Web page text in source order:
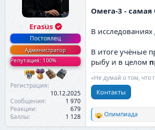
Erasus
Постоялец
Администратор
Репутация: 100%
Регистрация
10.12.2025
Сообщения
1 970
Реакции
679
Баллы
1 128
Омега-3 - самая
В
В итоге учёные
рыбу и в целом
«Не думай о том, что
Контакты
Р
е
Олимпиада